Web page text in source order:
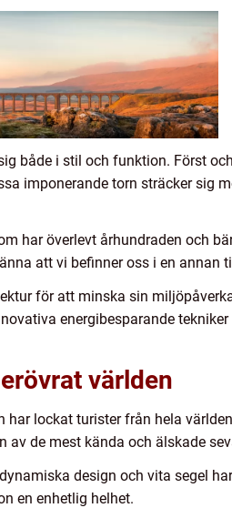
både i stil och funktion. Först
imponerande torn sträcker sig
har överlevt århundraden och
att vi befinner oss i en annan
för att minska sin
energibesparande
världen
lockat turister från hela
de mest kända och älskade
design och vita segel
en enhetlig helhet.